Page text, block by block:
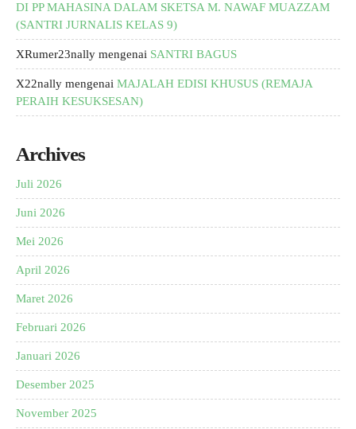
DI PP MAHASINA DALAM SKETSA M. NAWAF MUAZZAM
(SANTRI JURNALIS KELAS 9)
XRumer23nally mengenai SANTRI BAGUS
X22nally mengenai MAJALAH EDISI KHUSUS (REMAJA
PERAIH KESUKSESAN)
Archives
Juli 2026
Juni 2026
Mei 2026
April 2026
Maret 2026
Februari 2026
Januari 2026
Desember 2025
November 2025